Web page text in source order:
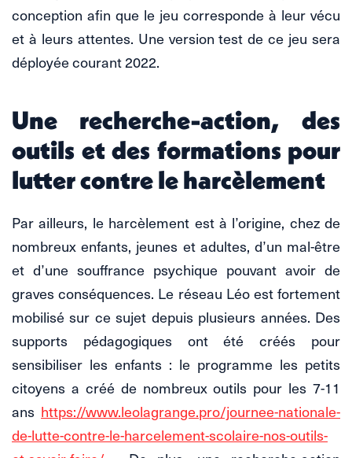
conception afin que le jeu corresponde à leur vécu
et à leurs attentes. Une version test de ce jeu sera
déployée courant 2022.
Une recherche-action, des
outils et des formations pour
lutter contre le harcèlement
Par ailleurs, le harcèlement est à l’origine, chez de
nombreux enfants, jeunes et adultes, d’un mal-être
et d’une souffrance psychique pouvant avoir de
graves conséquences. Le réseau Léo est fortement
mobilisé sur ce sujet depuis plusieurs années. Des
supports pédagogiques ont été créés pour
sensibiliser les enfants : le programme les petits
citoyens a créé de nombreux outils pour les 7-11
ans https://www.leolagrange.pro/journee-nationale-
de-lutte-contre-le-harcelement-scolaire-nos-outils-